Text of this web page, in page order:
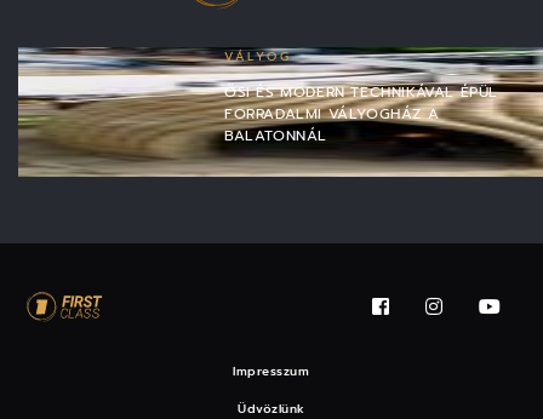
VÁLYOG
ŐSI ÉS MODERN TECHNIKÁVAL ÉPÜL
FORRADALMI VÁLYOGHÁZ A
BALATONNÁL
Impresszum
Üdvözlünk